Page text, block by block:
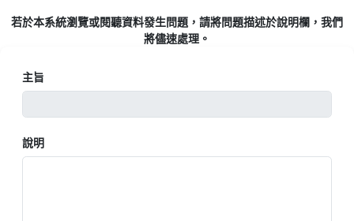
若於本系統瀏覽或閱聽資料發生問題，請將問題描述於說明欄，我們
將儘速處理。
主旨
說明